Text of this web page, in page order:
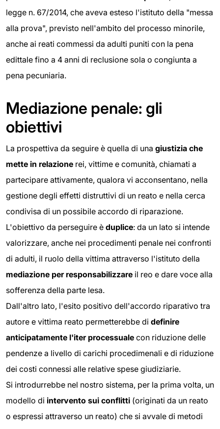
legge n. 67/2014, che aveva esteso l'istituto della "messa
alla prova", previsto nell'ambito del processo minorile,
anche ai reati commessi da adulti puniti con la pena
edittale fino a 4 anni di reclusione sola o congiunta a
pena pecuniaria.
Mediazione penale: gli
obiettivi
La prospettiva da seguire è quella di una giustizia che
mette in relazione rei, vittime e comunità, chiamati a
partecipare attivamente, qualora vi acconsentano, nella
gestione degli effetti distruttivi di un reato e nella cerca
condivisa di un possibile accordo di riparazione.
L'obiettivo da perseguire è duplice: da un lato si intende
valorizzare, anche nei procedimenti penale nei confronti
di adulti, il ruolo della vittima attraverso l'istituto della
mediazione per responsabilizzare il reo e dare voce alla
sofferenza della parte lesa.
Dall'altro lato, l'esito positivo dell'accordo riparativo tra
autore e vittima reato permetterebbe di definire
anticipatamente l'iter processuale con riduzione delle
pendenze a livello di carichi procedimenali e di riduzione
dei costi connessi alle relative spese giudiziarie.
Si introdurrebbe nel nostro sistema, per la prima volta, un
modello di intervento sui conflitti (originati da un reato
o espressi attraverso un reato) che si avvale di metodi